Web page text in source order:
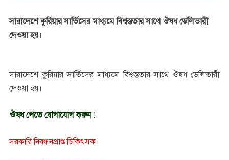
সারাদেশে কুরিয়ার সার্ভিসের মাধ্যমে বিশ্বস্ততার সাথে ঔষধ ডেলিভারী
দেওয়া হয়।
সারাদেশে কুরিয়ার সার্ভিসের মাধ্যমে বিশ্বস্ততার সাথে ঔষধ ডেলিভারী
দেওয়া হয়।
ঔষধ পেতে যোগাযোগ করুন :
সরকারি নিবন্ধনপ্রাপ্ত চিকিৎসক।